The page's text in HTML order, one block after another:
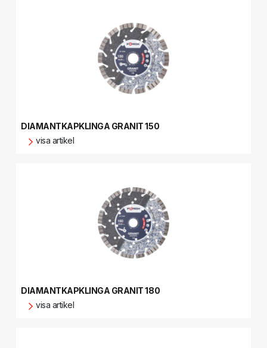
DIAMANTKAPKLINGA GRANIT 150
visa artikel
DIAMANTKAPKLINGA GRANIT 180
visa artikel